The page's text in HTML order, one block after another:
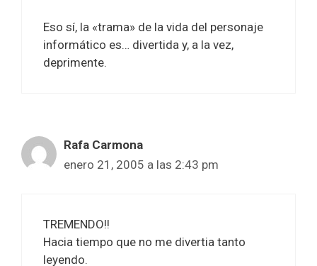
Eso sí, la «trama» de la vida del personaje
informático es… divertida y, a la vez,
deprimente.
Rafa Carmona
enero 21, 2005 a las 2:43 pm
TREMENDO!!
Hacia tiempo que no me divertia tanto
leyendo.